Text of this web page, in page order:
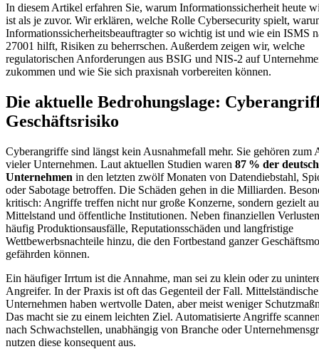
In diesem Artikel erfahren Sie, warum Informationssicherheit heute
ist als je zuvor. Wir erklären, welche Rolle Cybersecurity spielt,
Informationssicherheitsbeauftragter so wichtig ist und wie ein ISMS
27001 hilft, Risiken zu beherrschen. Außerdem zeigen wir, welche
regulatorischen Anforderungen aus BSIG und NIS-2 auf
zukommen und wie Sie sich praxisnah vorbereiten können.
Die aktuelle Bedrohungslage:
Geschäftsrisiko
Cyberangriffe sind längst kein Ausnahmefall mehr. Sie gehören zum
vieler Unternehmen. Laut aktuellen Studien waren 87 % der
Unternehmen in den letzten zwölf Monaten von Datendiebstahl,
oder Sabotage betroffen. Die Schäden gehen in die Milliarden.
kritisch: Angriffe treffen nicht nur große Konzerne, sondern gezielt
Mittelstand und öffentliche Institutionen. Neben finanziellen
häufig Produktionsausfälle, Reputationsschäden und langfristige
Wettbewerbsnachteile hinzu, die den Fortbestand ganzer
gefährden können.
Ein häufiger Irrtum ist die Annahme, man sei zu klein oder zu
Angreifer. In der Praxis ist oft das Gegenteil der Fall. Mittelständische
Unternehmen haben wertvolle Daten, aber meist weniger
Das macht sie zu einem leichten Ziel. Automatisierte Angriffe
nach Schwachstellen, unabhängig von Branche oder
nutzen diese konsequent aus.